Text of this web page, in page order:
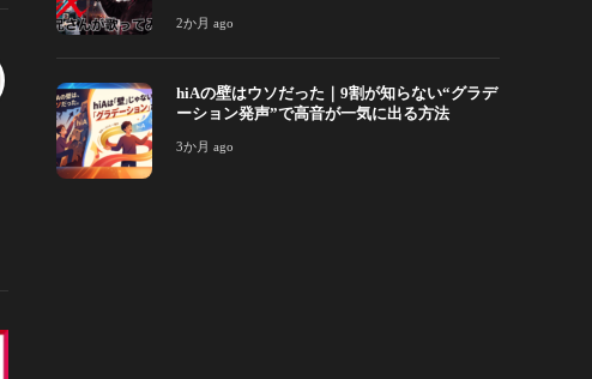
2か月 ago
hiAの壁はウソだった｜9割が知らない“グラデ
ーション発声”で高音が一気に出る方法
3か月 ago